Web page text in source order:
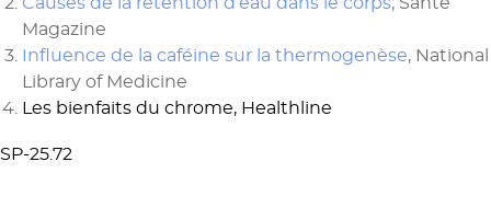
Magazine
Influence de la caféine sur la thermogenèse, National
Library of Medicine
Les bienfaits du chrome, Healthline
SP-25.72